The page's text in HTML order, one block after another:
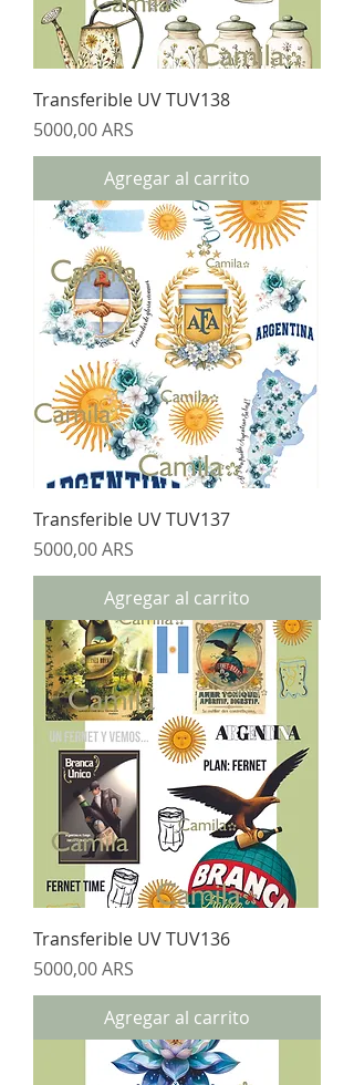
Transferible UV TUV138
Precio
5000,00 ARS
Agregar al carrito
Transferible UV TUV137
Precio
5000,00 ARS
Agregar al carrito
Transferible UV TUV136
Precio
5000,00 ARS
Agregar al carrito